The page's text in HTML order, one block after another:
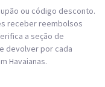
ou código desconto.
receber reembolsos
a seção de
devolver por cada
Havaianas.